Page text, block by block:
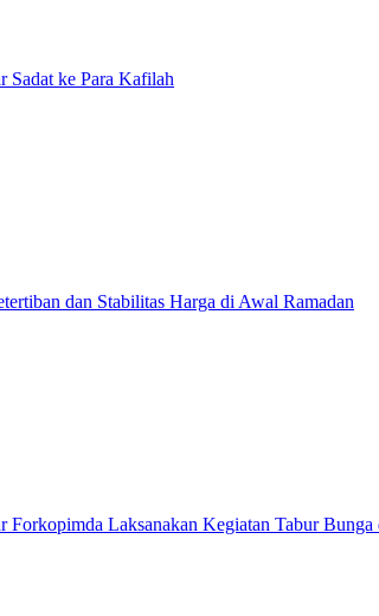
ke Para Kafilah
dan Stabilitas Harga di Awal Ramadan
Forkopimda Laksanakan Kegiatan Tabur